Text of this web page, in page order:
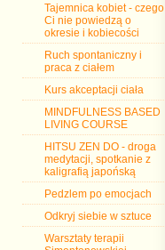
Tajemnica kobiet - czego
Ci nie powiedzą o
okresie i kobiecości
Ruch spontaniczny i
praca z ciałem
Kurs akceptacji ciała
MINDFULNESS BASED
LIVING COURSE
HITSU ZEN DO - droga
medytacji, spotkanie z
kaligrafią japońską
Pedzlem po emocjach
Odkryj siebie w sztuce
Warsztaty terapii